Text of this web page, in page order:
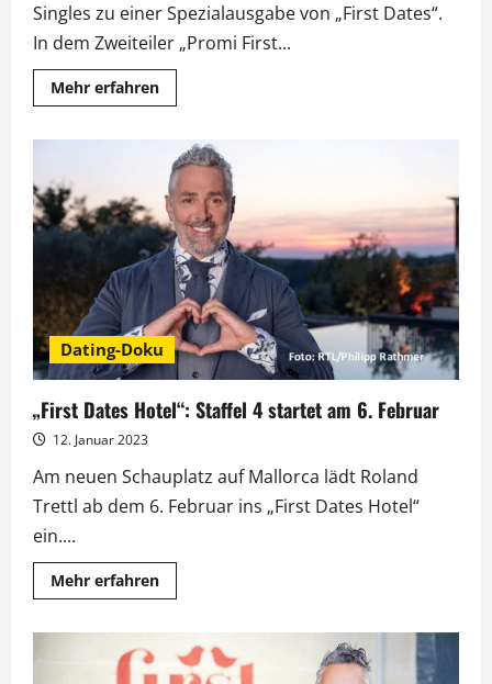
Singles zu einer Spezialausgabe von „First Dates“.
In dem Zweiteiler „Promi First...
Mehr erfahrenMehr
Informationen
First
Dates“
startet
als
Zweiteiler
bei
RTL+
Dating-Doku
„First Dates Hotel“: Staffel 4 startet am 6. Februar
12. Januar 2023
Am neuen Schauplatz auf Mallorca lädt Roland
Trettl ab dem 6. Februar ins „First Dates Hotel“
ein....
Mehr erfahrenMehr
Informationen
Dates
Hotel“:
Staffel